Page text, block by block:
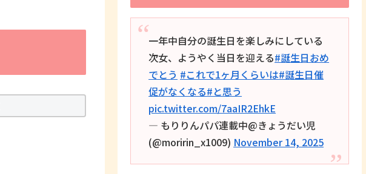
一年中自分の誕生日を楽しみにしている
次女、ようやく当日を迎える#誕生日おめ
でとう #これで1ヶ月くらいは#誕生日催
促がなくなる#と思う
pic.twitter.com/7aaIR2EhkE
— もりりんパパ連載中@きょうだい児
(@moririn_x1009) November 14, 2025